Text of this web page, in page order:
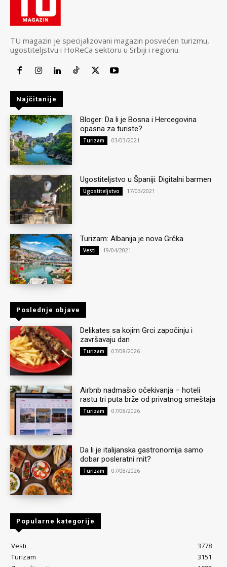
TU magazin je specijalizovani magazin posvećen turizmu,
ugostiteljstvu i HoReCa sektoru u Srbiji i regionu.
Najčitanije
Bloger: Da li je Bosna i Hercegovina
opasna za turiste?
Turizam 03/03/2021
Ugostiteljstvo u Španiji: Digitalni barmen
Ugostiteljstvo 17/03/2021
Turizam: Albanija je nova Grčka
Vesti 19/04/2021
Poslednje objave
Delikates sa kojim Grci započinju i
završavaju dan
Turizam 07/08/2026
Airbnb nadmašio očekivanja – hoteli
rastu tri puta brže od privatnog smeštaja
Turizam 07/08/2026
Da li je italijanska gastronomija samo
dobar posleratni mit?
Turizam 07/08/2026
Popularne kategorije
Vesti
3778
Turizam
3151